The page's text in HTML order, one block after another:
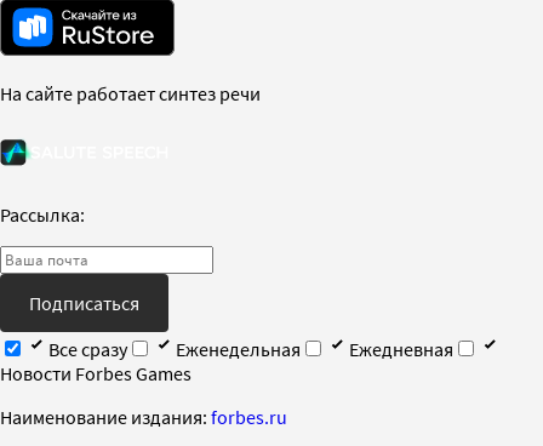
На сайте работает синтез речи
Рассылка:
Подписаться
Все сразу
Еженедельная
Ежедневная
Новости Forbes Games
Наименование издания: forbes.ru